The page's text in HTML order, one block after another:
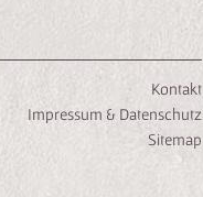
Kontakt
Impressum & Datenschutz
Sitemap